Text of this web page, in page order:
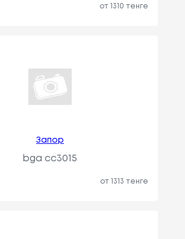
от 1310 тенге
Запор
bga cc3015
от 1313 тенге